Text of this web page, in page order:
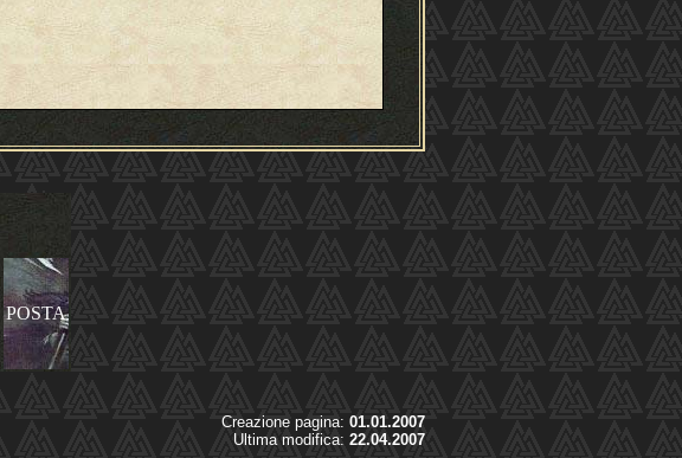
POSTA
Creazione pagina: 01.01.2007
Ultima modifica: 22.04.2007